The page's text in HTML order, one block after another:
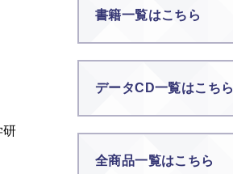
研
書籍一覧はこちら
データCD一覧はこちら
全商品一覧はこちら